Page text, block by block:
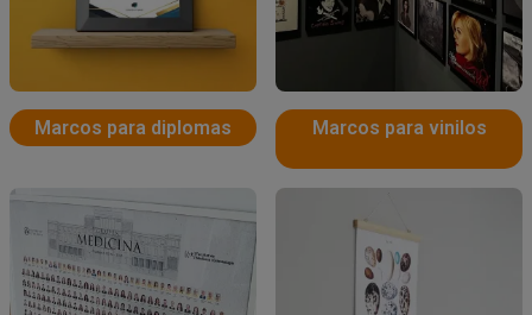
Marcos para diplomas Marcos para vinilos